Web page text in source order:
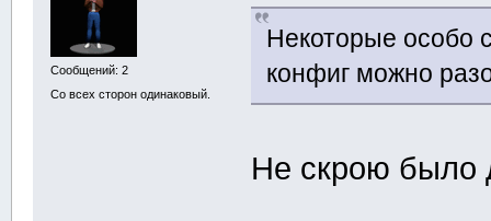
Сообщений: 2
Со всех сторон одинаковый.
Некоторые особо
конфиг можно
Не скрою было